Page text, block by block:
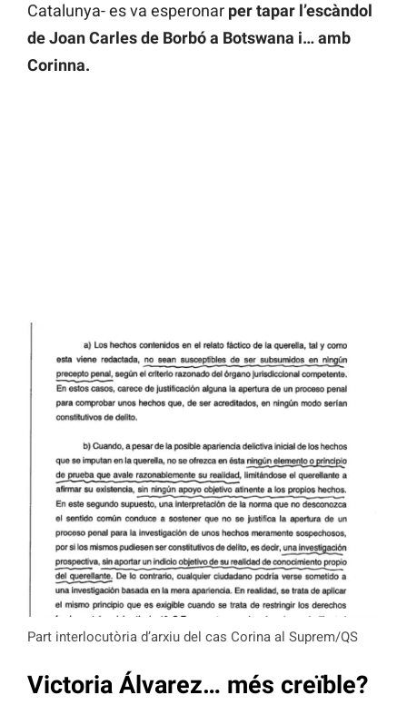
Catalunya- es va esperonar per tapar l’escàndol
de Joan Carles de Borbó a Botswana i… amb
Corinna.
Part interlocutòria d’arxiu del cas Corina al Suprem/QS
Victoria Álvarez… més creïble?